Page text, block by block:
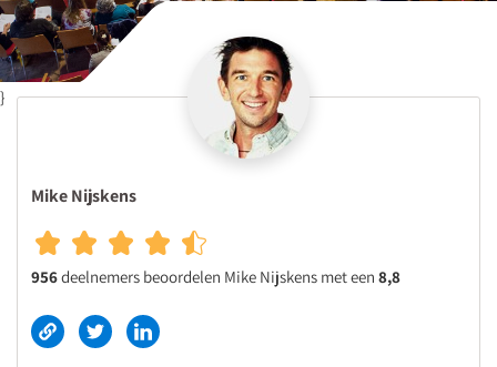
}
Mike Nijskens
956deelnemers beoordelen Mike Nijskens met een 8,8